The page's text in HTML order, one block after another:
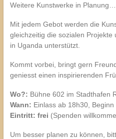
Weitere Kunstwerke in Planung…
Mit jedem Gebot werden die
gleichzeitig die sozialen Projekte
in Uganda unterstützt.
Kommt vorbei, bringt gern
geniesst einen inspirierenden
Wo?: Bühne 602 im Stadthafen
Wann: Einlass ab 18h30, Beginn
Eintritt: frei (Spenden
Um besser planen zu können,